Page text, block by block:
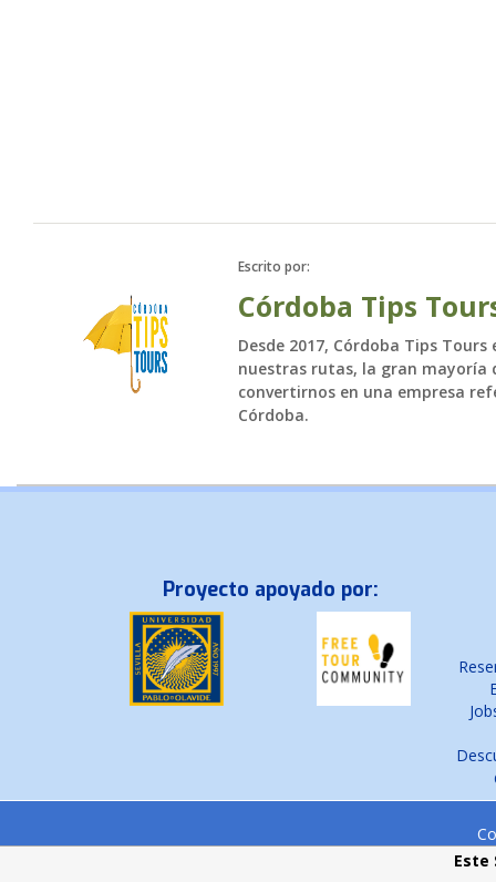
Escrito por:
Córdoba Tips
Desde 2017, Córdoba Tips
nuestras rutas, la gran mayoría
convertirnos en una empresa
Córdoba.
Proyecto apoyado por:
Este